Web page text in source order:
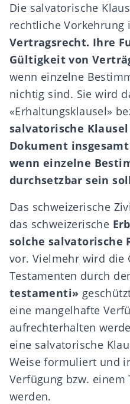
Die salvatorische
rechtliche Vorkehrung
Vertragsrecht. Ihre
Gültigkeit von
wenn einzelne
nichtig sind. Sie wird
«Erhaltungsklausel»
salvatorische
Dokument
wenn einzelne
durchsetzbar sein
Das schweizerische
das schweizerische
solche salvatorische
vor. Vielmehr wird die
Testamenten durch
testamenti»
eine mangelhafte
aufrechterhalten
eine salvatorische
Weise formuliert und
Verfügung bzw. einem
werden.